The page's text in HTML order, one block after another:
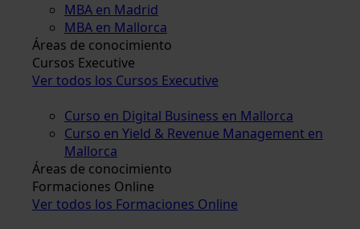
MBA en Madrid
MBA en Mallorca
Áreas de conocimiento
Cursos Executive
Ver todos los Cursos Executive
Curso en Digital Business en Mallorca
Curso en Yield & Revenue Management en
Mallorca
Áreas de conocimiento
Formaciones Online
Ver todos los Formaciones Online